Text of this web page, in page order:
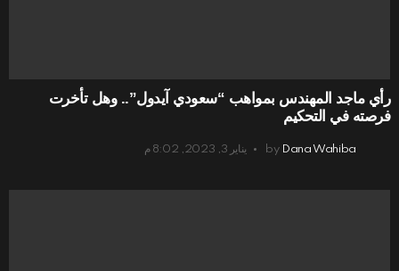
رأي ماجد المهندس بمواهب “سعودي آيدول”.. وهل تأخرت
فرصته في التحكيم
by Dana Wahiba يناير 3, 2023, 8:02 م